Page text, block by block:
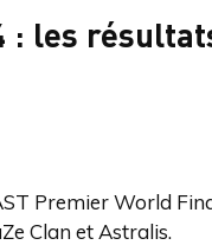
: les
Premier World
Clan et Astralis.